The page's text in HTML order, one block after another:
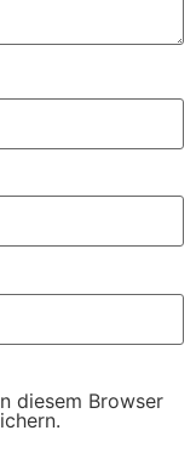
diesem Browser